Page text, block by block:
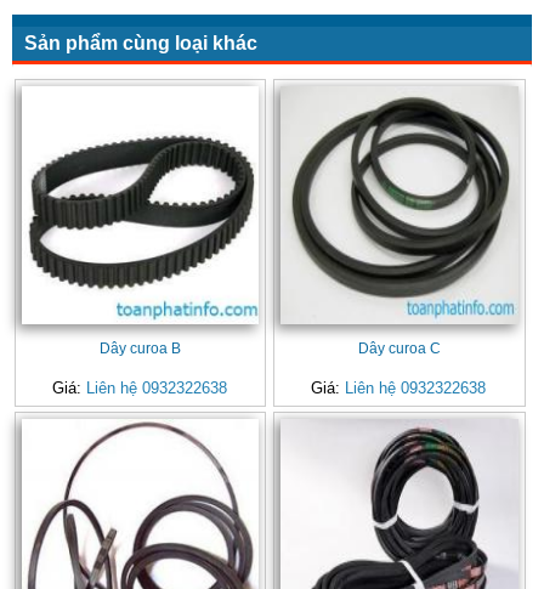
Sản phẩm cùng loại khác
Dây curoa B
Giá: Liên hệ 0932322638
Dây curoa C
Giá: Liên hệ 0932322638